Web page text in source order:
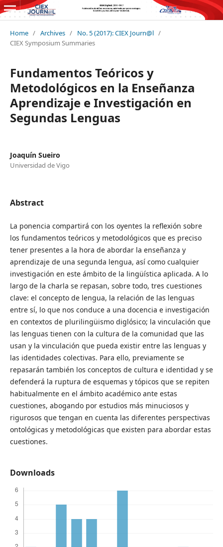
Home / Archives / No. 5 (2017): CIEX Journ@l /
CIEX Symposium Summaries
Fundamentos Teóricos y
Metodológicos en la Enseñanza
Aprendizaje e Investigación en
Segundas Lenguas
Joaquín Sueiro
Universidad de Vigo
Abstract
La ponencia compartirá con los oyentes la reflexión sobre
los fundamentos teóricos y metodológicos que es preciso
tener presentes a la hora de abordar la enseñanza y
aprendizaje de una segunda lengua, así como cualquier
investigación en este ámbito de la lingüística aplicada. A lo
largo de la charla se repasan, sobre todo, tres cuestiones
clave: el concepto de lengua, la relación de las lenguas
entre sí, lo que nos conduce a una docencia e investigación
en contextos de plurilingüismo diglósico; la vinculación que
las lenguas tienen con la cultura de la comunidad que las
usan y la vinculación que pueda existir entre las lenguas y
las identidades colectivas. Para ello, previamente se
repasarán también los conceptos de cultura e identidad y se
defenderá la ruptura de esquemas y tópicos que se repiten
habitualmente en el ámbito académico ante estas
cuestiones, abogando por estudios más minuciosos y
rigurosos que tengan en cuenta las diferentes perspectivas
ontológicas y metodológicas que existen para abordar estas
cuestiones.
Downloads